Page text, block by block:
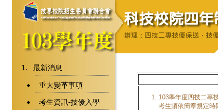
最新消息
重大變革事項
考生資訊-技優入學
103學年度四技二專
考生須依簡章規定時